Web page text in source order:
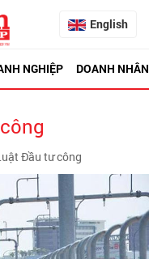
English
NGHIỆP DOANH NHÂN
Đầu tư công